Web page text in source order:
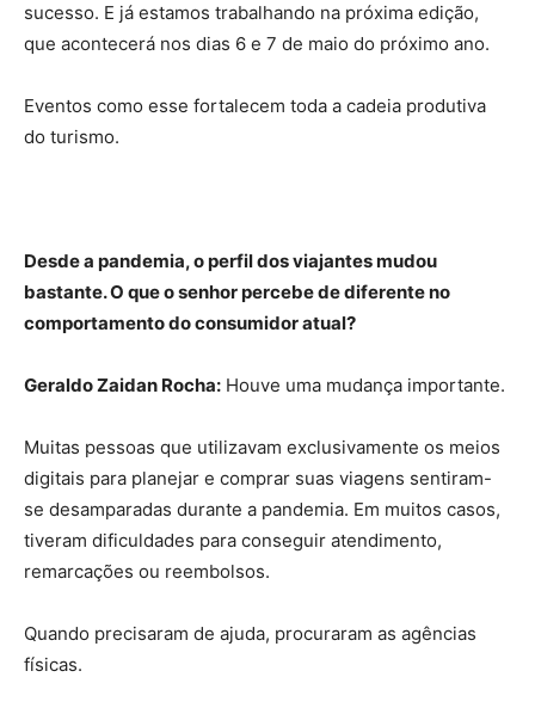
sucesso. E já estamos trabalhando na próxima edição,
que acontecerá nos dias 6 e 7 de maio do próximo ano.
Eventos como esse fortalecem toda a cadeia produtiva
do turismo.
Desde a pandemia, o perfil dos viajantes mudou
bastante. O que o senhor percebe de diferente no
comportamento do consumidor atual?
Geraldo Zaidan Rocha: Houve uma mudança importante.
Muitas pessoas que utilizavam exclusivamente os meios
digitais para planejar e comprar suas viagens sentiram-
se desamparadas durante a pandemia. Em muitos casos,
tiveram dificuldades para conseguir atendimento,
remarcações ou reembolsos.
Quando precisaram de ajuda, procuraram as agências
físicas.